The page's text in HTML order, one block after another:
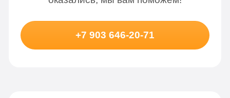
+7 903 646-20-71